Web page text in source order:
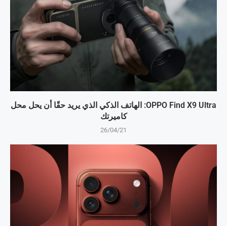
OPPO Find X9 Ultra: الهاتف الذكي الذي يريد حقًا أن يحل محل
كاميرتك
26/04/21